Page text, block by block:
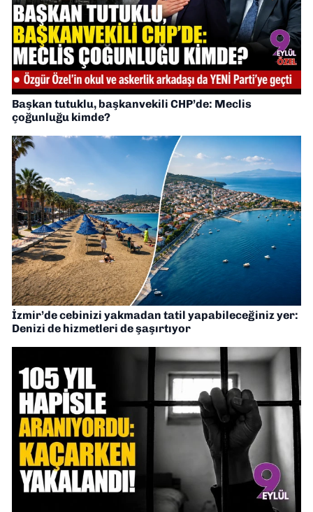
Başkan tutuklu, başkanvekili CHP’de: Meclis
çoğunluğu kimde?
İzmir’de cebinizi yakmadan tatil yapabileceğiniz yer:
Denizi de hizmetleri de şaşırtıyor